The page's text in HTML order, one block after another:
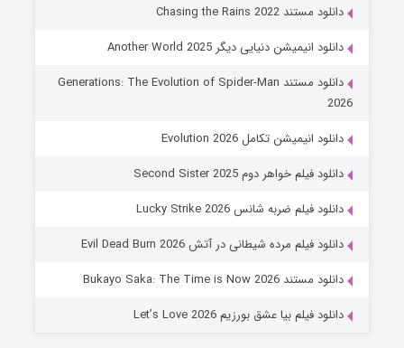
جادوگری در مغولستان
دانلود مستند Chasing the Rains 2022
دانلود انیمیشن دنیایی دیگر Another World 2025
دانلود مستند Generations: The Evolution of Spider-Man
2026
دانلود انیمیشن تکامل Evolution 2026
دانلود فیلم خواهر دوم Second Sister 2025
دانلود فیلم ضربه شانس Lucky Strike 2026
دانلود فیلم مرده شیطانی در آتش Evil Dead Burn 2026
دانلود مستند Bukayo Saka: The Time is Now 2026
دانلود فیلم بیا عشق بورزیم Let’s Love 2026